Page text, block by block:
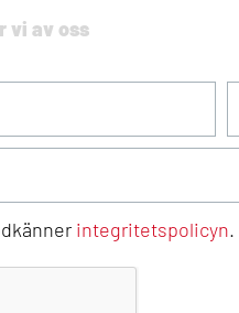
vi av oss
integritetspolicyn.